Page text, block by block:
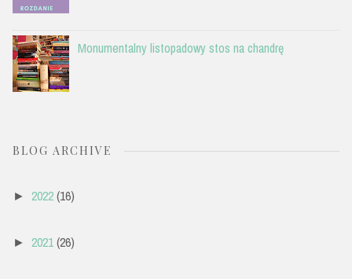
Monumentalny listopadowy stos na chandrę
BLOG ARCHIVE
► 2022(16)
► 2021(26)